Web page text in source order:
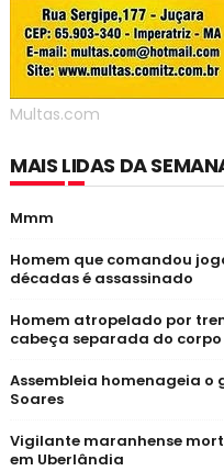
Multas.com
MAIS LIDAS DA
Mmm
Homem que comandou
décadas é assassinado
Homem atropelado por
cabeça separada do corpo
Assembleia homenageia o
Soares
Vigilante maranhense
em Uberlândia